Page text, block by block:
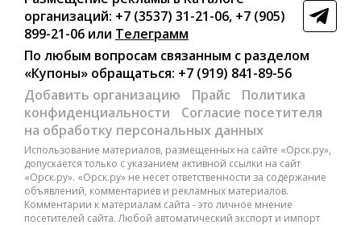
организаций: +7 (3537) 31-21-06, +7 (905)
899-21-06 или Телеграмм
По любым вопросам связанным с разделом
«Купоны» обращаться: +7 (919) 841-89-56
Добавить организацию
Прайс
Политика
конфиденциальности
Согласие посетителя
на обработку персональных данных
Использование материалов, размещенных на сайте «Орск.ру»,
допускается только с указанием активной ссылки на сайт
«Орск.ру». «Орск.ру» не несет ответственности за содержание
объявлений, комментариев и рекламных материалов.
Комментарии к материалам сайта - это личное мнение
посетителей сайта. Любой автоматический экспорт и импорт